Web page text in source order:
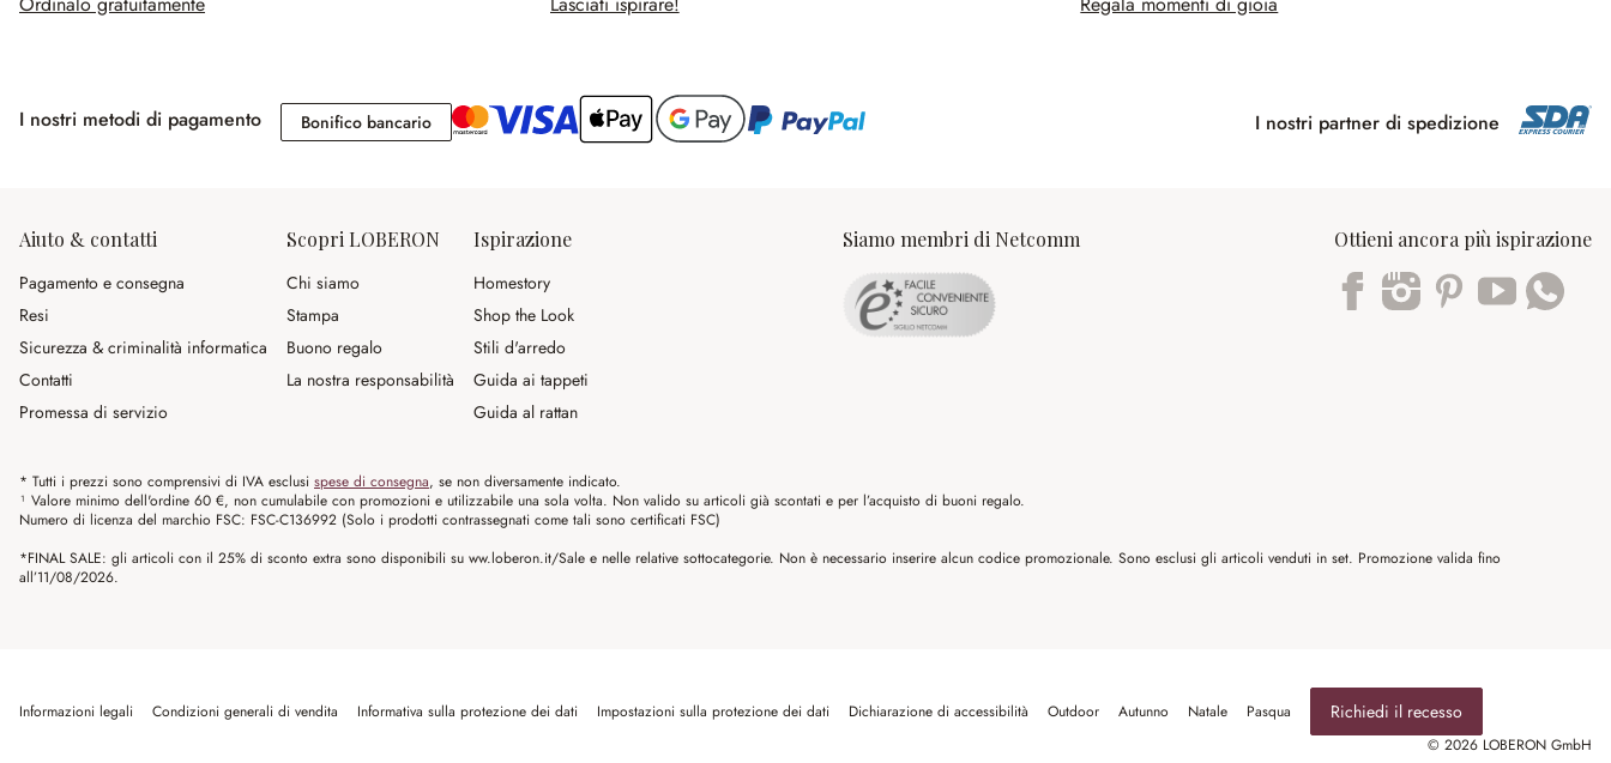
I nostri metodi di pagamento Bonifico bancarioBonifico bancario I nostri partner di spedizione
Aiuto & contatti
Pagamento e consegna
Resi
Sicurezza & criminalità informatica
Contatti
Promessa di servizio
Scopri LOBERON
Chi siamo
Stampa
Buono regalo
La nostra responsabilità
Ispirazione
Homestory
Shop the Look
Stili d'arredo
Guida ai tappeti
Guida al rattan
Siamo membri di Netcomm Ottieni ancora più ispirazione
* Tutti i prezzi sono comprensivi di IVA esclusi spese di consegna, se non diversamente indicato.
¹ Valore minimo dell'ordine 60 €, non cumulabile con promozioni e utilizzabile una sola volta. Non valido su articoli già scontati e per l’acquisto di buoni regalo.
Numero di licenza del marchio FSC: FSC-C136992 (Solo i prodotti contrassegnati come tali sono certificati FSC)
*FINAL SALE: gli articoli con il 25% di sconto extra sono disponibili su ww.loberon.it/Sale e nelle relative sottocategorie. Non è necessario inserire alcun codice promozionale. Sono esclusi gli articoli venduti in set. Promozione valida fino
all’11/08/2026.
Informazioni legali Condizioni generali di vendita Informativa sulla protezione dei dati Impostazioni sulla protezione dei dati Dichiarazione di accessibilità Outdoor Autunno Natale Pasqua Richiedi il recesso
© 2026 LOBERON GmbH